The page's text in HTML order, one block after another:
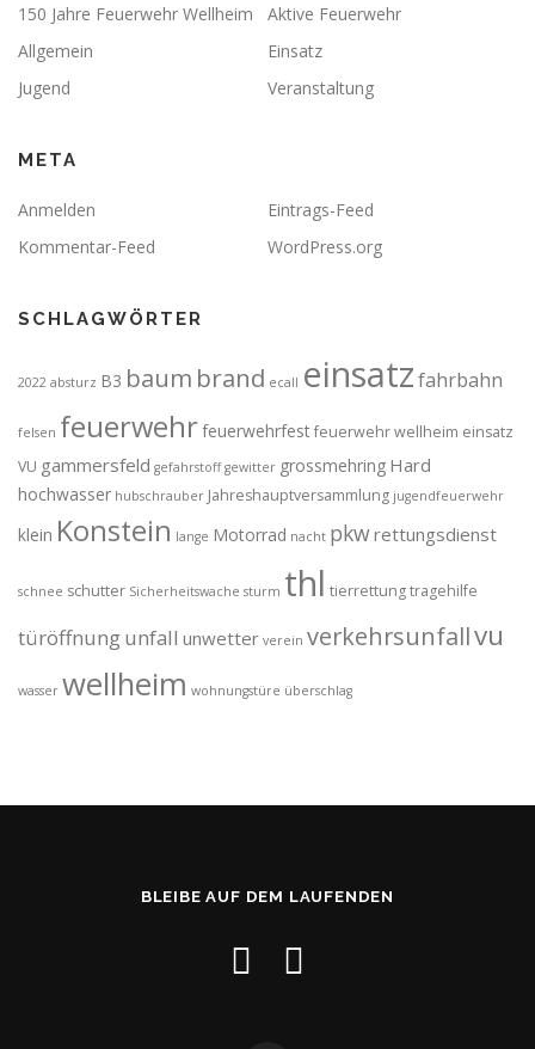
150 Jahre Feuerwehr Wellheim
Aktive Feuerwehr
Allgemein
Einsatz
Jugend
Veranstaltung
META
Anmelden
Eintrags-Feed
Kommentar-Feed
WordPress.org
SCHLAGWÖRTER
2022 absturz B3 baum brand ecall einsatzfahrbahn
felsen feuerwehrfeuerwehrfest feuerwehr wellheim einsatz
VU gammersfeld gefahrstoff gewitter grossmehring Hard
hochwasser hubschrauber Jahreshauptversammlung jugendfeuerwehr
klein Konstein lange Motorrad nacht pkwrettungsdienst
schnee schutter Sicherheitswache sturm thl tierrettungtragehilfe
türöffnungunfall unwetter verein verkehrsunfallvu
wasser wellheim wohnungstüre überschlag
BLEIBE AUF DEM LAUFENDEN